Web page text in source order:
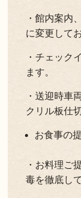
・館内案内
に変更して
・チェック
ます。
・送迎時車
クリル板仕
お食事の
・お料理ご
毒を徹底し